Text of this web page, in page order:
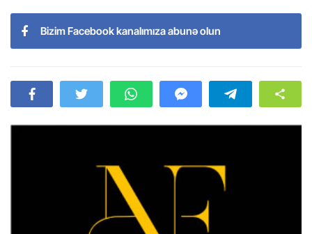
Bizim Facebook kanalımıza abunə olun